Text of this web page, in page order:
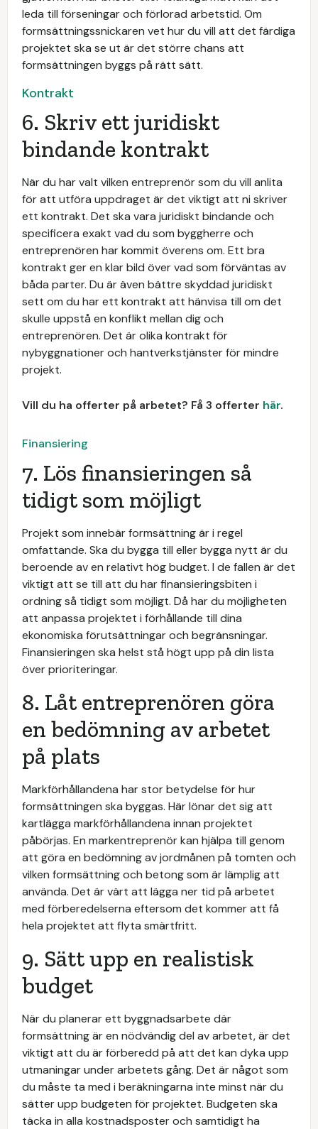
leda till förseningar och förlorad arbetstid. Om
formsättningssnickaren vet hur du vill att det färdiga
projektet ska se ut är det större chans att
formsättningen byggs på rätt sätt.
Kontrakt
6. Skriv ett juridiskt
bindande kontrakt
När du har valt vilken entreprenör som du vill anlita
för att utföra uppdraget är det viktigt att ni skriver
ett kontrakt. Det ska vara juridiskt bindande och
specificera exakt vad du som byggherre och
entreprenören har kommit överens om. Ett bra
kontrakt ger en klar bild över vad som förväntas av
båda parter. Du är även bättre skyddad juridiskt
sett om du har ett kontrakt att hänvisa till om det
skulle uppstå en konflikt mellan dig och
entreprenören. Det är olika kontrakt för
nybyggnationer och hantverkstjänster för mindre
projekt.
Vill du ha offerter på arbetet? Få 3 offerter här.
Finansiering
7. Lös finansieringen så
tidigt som möjligt
Projekt som innebär formsättning är i regel
omfattande. Ska du bygga till eller bygga nytt är du
beroende av en relativt hög budget. I de fallen är det
viktigt att se till att du har finansieringsbiten i
ordning så tidigt som möjligt. Då har du möjligheten
att anpassa projektet i förhållande till dina
ekonomiska förutsättningar och begränsningar.
Finansieringen ska helst stå högt upp på din lista
över prioriteringar.
8. Låt entreprenören göra
en bedömning av arbetet
på plats
Markförhållandena har stor betydelse för hur
formsättningen ska byggas. Här lönar det sig att
kartlägga markförhållandena innan projektet
påbörjas. En markentreprenör kan hjälpa till genom
att göra en bedömning av jordmånen på tomten och
vilken formsättning och betong som är lämplig att
använda. Det är värt att lägga ner tid på arbetet
med förberedelserna eftersom det kommer att få
hela projektet att flyta smärtfritt.
9. Sätt upp en realistisk
budget
När du planerar ett byggnadsarbete där
formsättning är en nödvändig del av arbetet, är det
viktigt att du är förberedd på att det kan dyka upp
utmaningar under arbetets gång. Det är något som
du måste ta med i beräkningarna inte minst när du
sätter upp budgeten för projektet. Budgeten ska
täcka in alla kostnadsposter och samtidigt ha